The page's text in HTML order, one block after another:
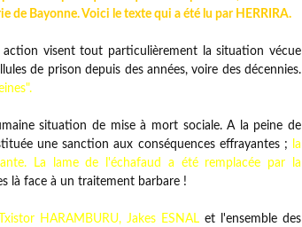
de Bayonne. Voici le texte qui a été lu par HERRIRA.
visent tout particulièrement la situation vécue
de prison depuis des années, voire des décennies.
situation de mise à mort sociale. A la peine de
une sanction aux conséquences effrayantes ;
la
La lame de l'échafaud a été remplacée par la
là face à un traitement barbare !
HARAMBURU, Jakes ESNAL et l'ensemble des